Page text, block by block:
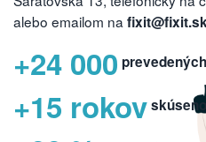
alebo emailom na
+24 000
+15 rokov